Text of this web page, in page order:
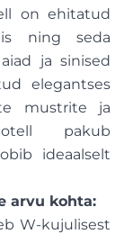
on ehitatud
ning seda
ja sinised
elegantses
mustrite ja
pakub
ideaalselt
arvu kohta:
W-kujulisest